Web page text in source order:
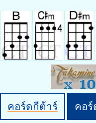
คอร์ดกีต้าร์ คอร์